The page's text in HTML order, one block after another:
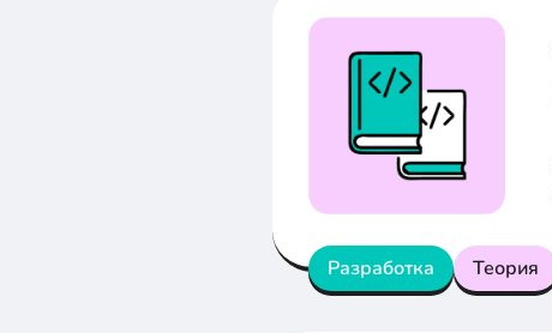
Разработка Теория